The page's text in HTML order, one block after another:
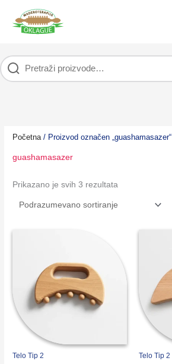
sadržaj
Početna / Proizvod označen „guashamasazer“
guashamasazer
Prikazano je svih 3 rezultata
Telo Tip 2 Telo Tip 2